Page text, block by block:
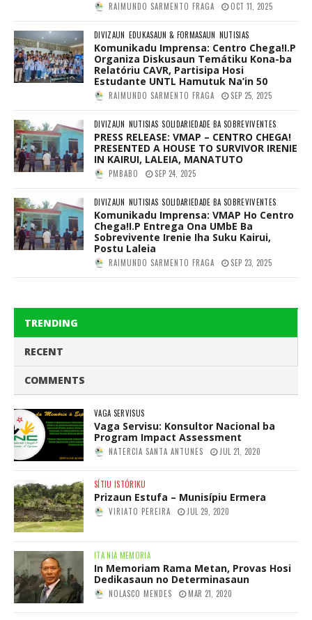
RAIMUNDO SARMENTO FRAGA OCT 11, 2025
DIVIZAUN EDUKASAUN & FORMASAUN NUTISIAS
Komunikadu Imprensa: Centro Chega!I.P
Organiza Diskusaun Temátiku Kona-ba
Relatóriu CAVR, Partisipa Hosi
Estudante UNTL Hamutuk Na’in 50
RAIMUNDO SARMENTO FRAGA SEP 25, 2025
DIVIZAUN NUTISIAS SOLIDARIEDADE BA SOBREVIVENTES
PRESS RELEASE: VMAP – CENTRO CHEGA!
PRESENTED A HOUSE TO SURVIVOR IRENIE
IN KAIRUI, LALEIA, MANATUTO
PMBABO SEP 24, 2025
DIVIZAUN NUTISIAS SOLIDARIEDADE BA SOBREVIVENTES
Komunikadu Imprensa: VMAP Ho Centro
Chega!I.P Entrega Ona UMbE Ba
Sobrevivente Irenie Iha Suku Kairui,
Postu Laleia
RAIMUNDO SARMENTO FRAGA SEP 23, 2025
TRENDING
RECENT
COMMENTS
VAGA SERVISUS
Vaga Servisu: Konsultor Nacional ba
Program Impact Assessment
NATERCIA SANTA ANTUNES JUL 21, 2020
SÍTIU ISTÓRIKU
Prizaun Estufa – Munisípiu Ermera
VIRIATO PEREIRA JUL 29, 2020
ITA NIA MEMORIA
In Memoriam Rama Metan, Provas Hosi
Dedikasaun no Determinasaun
NOLASCO MENDES MAR 21, 2020